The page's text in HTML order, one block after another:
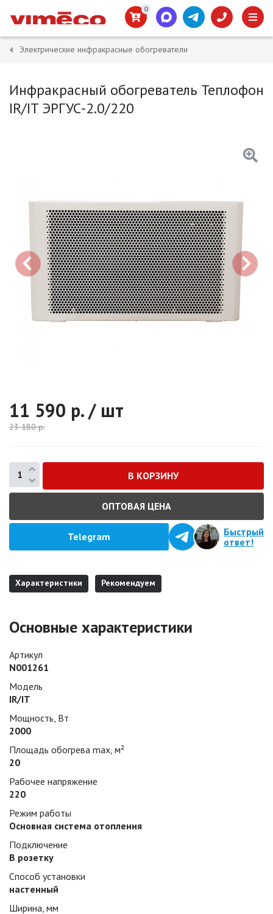
0
Электрические инфракрасные обогреватели
Инфракрасный обогреватель Теплофон
IR/IT ЭРГУС-2.0/220
11 590 р. / шт
23 180р.
ОПТОВАЯ ЦЕНА
Telegram
Быстрый
ответ!
Характеристики Рекомендуем
Основные характеристики
Артикул
N001261
Модель
IR/IT
Мощность, Вт
2000
Площадь обогрева max, м²
20
Рабочее напряжение
220
Режим работы
Основная система отопления
Подключение
В розетку
Способ установки
настенный
Ширина, мм